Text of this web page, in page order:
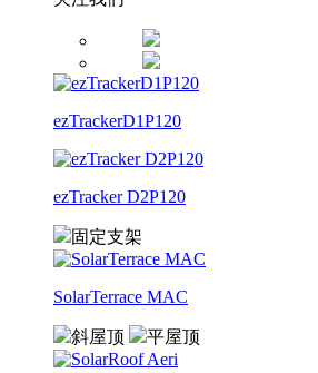
ezTrackerD1P120
ezTracker D2P120
固定支架
SolarTerrace MAC
斜屋顶 平屋顶